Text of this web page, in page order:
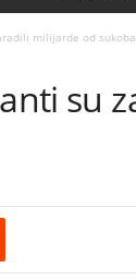
milijarde od
su